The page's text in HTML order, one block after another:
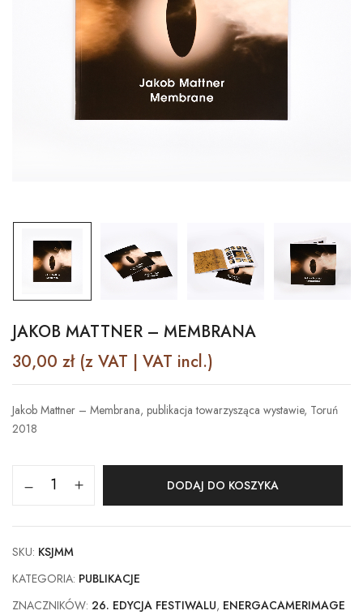
JAKOB MATTNER – MEMBRANA
30,00 zł(z VAT | VAT incl.)
Jakob Mattner – Membrana, publikacja towarzysząca wystawie, Toruń
2018
DODAJ DO KOSZYKA
SKU: KSJMM
KATEGORIA: PUBLIKACJE
ZNACZNIKÓW: 26. EDYCJA FESTIWALU, ENERGACAMERIMAGE